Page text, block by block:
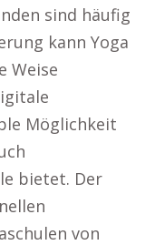
sind häufig
kann Yoga
Weise
Möglichkeit
bietet. Der
von